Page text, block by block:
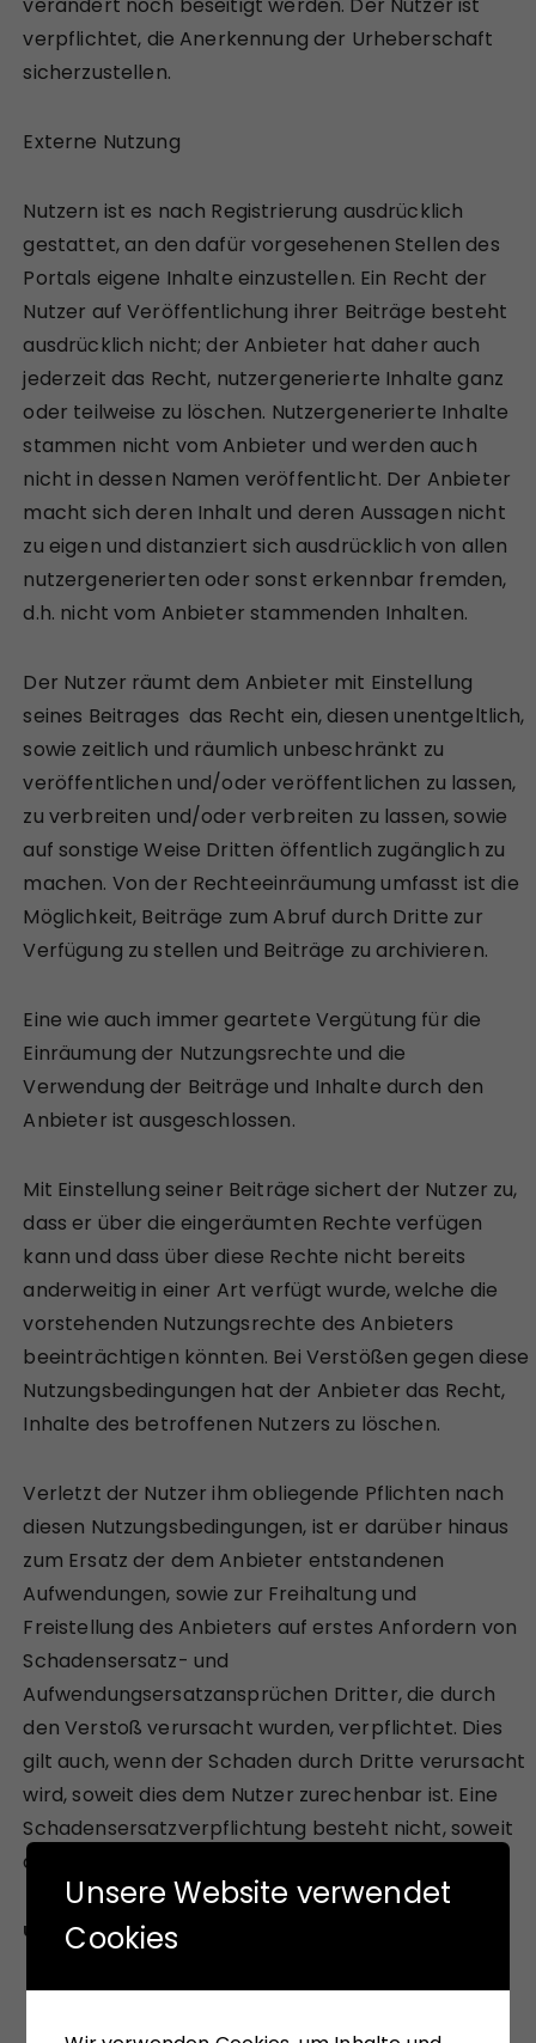
verpflichtet, die Anerkennung der Urheberschaft
sicherzustellen.
Externe Nutzung
Nutzern ist es nach Registrierung ausdrücklich
gestattet, an den dafür vorgesehenen Stellen des
Portals eigene Inhalte einzustellen. Ein Recht der
Nutzer auf Veröffentlichung ihrer Beiträge besteht
ausdrücklich nicht; der Anbieter hat daher auch
jederzeit das Recht, nutzergenerierte Inhalte ganz
oder teilweise zu löschen. Nutzergenerierte Inhalte
stammen nicht vom Anbieter und werden auch
nicht in dessen Namen veröffentlicht. Der Anbieter
macht sich deren Inhalt und deren Aussagen nicht
zu eigen und distanziert sich ausdrücklich von allen
nutzergenerierten oder sonst erkennbar fremden,
d.h. nicht vom Anbieter stammenden Inhalten.
Der Nutzer räumt dem Anbieter mit Einstellung
seines Beitrages das Recht ein, diesen unentgeltlich,
sowie zeitlich und räumlich unbeschränkt zu
veröffentlichen und/oder veröffentlichen zu lassen,
zu verbreiten und/oder verbreiten zu lassen, sowie
auf sonstige Weise Dritten öffentlich zugänglich zu
machen. Von der Rechteeinräumung umfasst ist die
Möglichkeit, Beiträge zum Abruf durch Dritte zur
Verfügung zu stellen und Beiträge zu archivieren.
Eine wie auch immer geartete Vergütung für die
Einräumung der Nutzungsrechte und die
Verwendung der Beiträge und Inhalte durch den
Anbieter ist ausgeschlossen.
Mit Einstellung seiner Beiträge sichert der Nutzer zu,
dass er über die eingeräumten Rechte verfügen
kann und dass über diese Rechte nicht bereits
anderweitig in einer Art verfügt wurde, welche die
vorstehenden Nutzungsrechte des Anbieters
beeinträchtigen könnten. Bei Verstößen gegen diese
Nutzungsbedingungen hat der Anbieter das Recht,
Inhalte des betroffenen Nutzers zu löschen.
Verletzt der Nutzer ihm obliegende Pflichten nach
diesen Nutzungsbedingungen, ist er darüber hinaus
zum Ersatz der dem Anbieter entstandenen
Aufwendungen, sowie zur Freihaltung und
Freistellung des Anbieters auf erstes Anfordern von
Schadensersatz- und
Aufwendungsersatzansprüchen Dritter, die durch
den Verstoß verursacht wurden, verpflichtet. Dies
gilt auch, wenn der Schaden durch Dritte verursacht
wird, soweit dies dem Nutzer zurechenbar ist. Eine
Schadensersatzverpflichtung besteht nicht, soweit
den Nutzer kein Verschulden trifft.
Unseren Sichtweisen teilen:
Unsere Website verwendet
Cookies